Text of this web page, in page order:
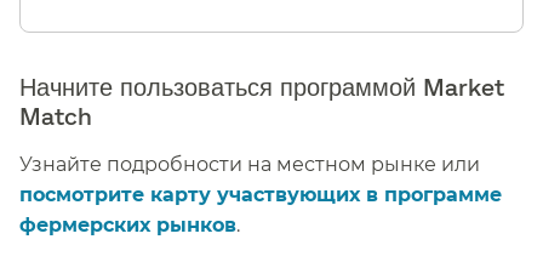
Начните пользоваться программой Market
Match​​
Узнайте подробности на местном рынке или
посмотрите карту участвующих в программе
фермерских рынков.​​